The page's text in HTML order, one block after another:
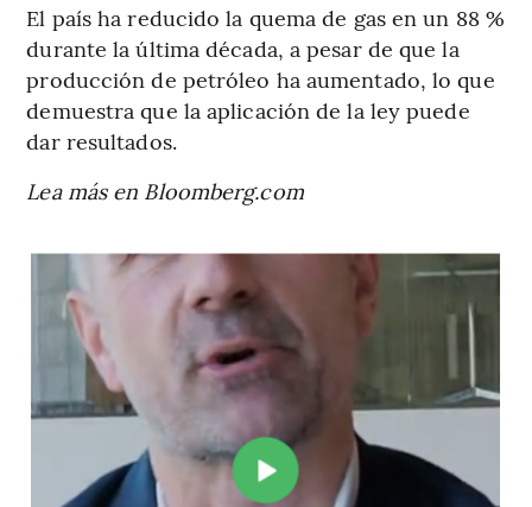
El país ha reducido la quema de gas en un 88 %
durante la última década, a pesar de que la
producción de petróleo ha aumentado, lo que
demuestra que la aplicación de la ley puede
dar resultados.
Lea más en Bloomberg.com